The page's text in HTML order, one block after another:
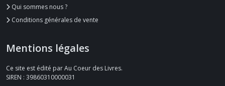
Qui sommes nous ?
Conditions générales de vente
Mentions légales
Ce site est édité par Au Coeur des Livres.
SIREN : 39860310000031